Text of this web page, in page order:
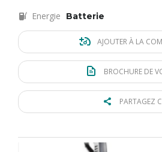
Energie Batterie
AJOUTER À LA
BROCHURE DE
PARTAGEZ